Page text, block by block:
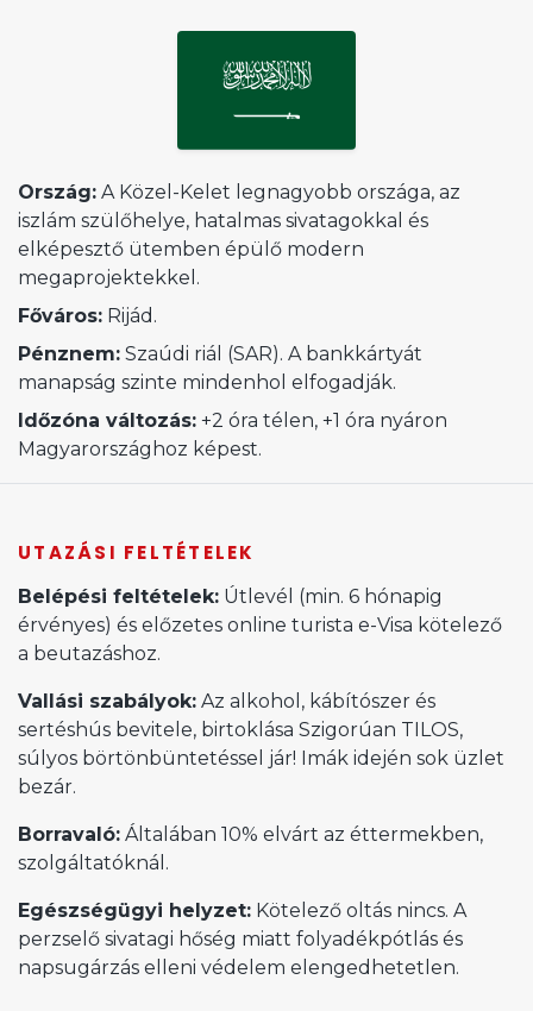
Ország: A Közel-Kelet legnagyobb országa, az
iszlám szülőhelye, hatalmas sivatagokkal és
elképesztő ütemben épülő modern
megaprojektekkel.
Főváros: Rijád.
Pénznem: Szaúdi riál (SAR). A bankkártyát
manapság szinte mindenhol elfogadják.
Időzóna változás: +2 óra télen, +1 óra nyáron
Magyarországhoz képest.
UTAZÁSI FELTÉTELEK
Belépési feltételek: Útlevél (min. 6 hónapig
érvényes) és előzetes online turista e-Visa kötelező
a beutazáshoz.
Vallási szabályok: Az alkohol, kábítószer és
sertéshús bevitele, birtoklása Szigorúan TILOS,
súlyos börtönbüntetéssel jár! Imák idején sok üzlet
bezár.
Borravaló: Általában 10% elvárt az éttermekben,
szolgáltatóknál.
Egészségügyi helyzet: Kötelező oltás nincs. A
perzselő sivatagi hőség miatt folyadékpótlás és
napsugárzás elleni védelem elengedhetetlen.